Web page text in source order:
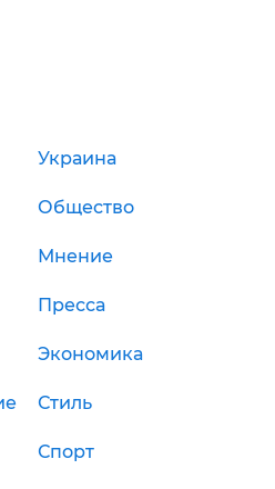
Украина
Общество
Мнение
Пресса
Экономика
Стиль
Спорт